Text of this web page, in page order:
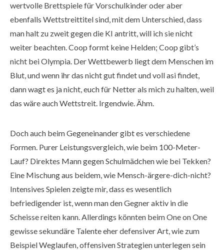
wertvolle Brettspiele für Vorschulkinder oder aber
ebenfalls Wettstreittitel sind, mit dem Unterschied, dass
man halt zu zweit gegen die KI antritt, will ich sie nicht
weiter beachten. Coop formt keine Helden; Coop gibt’s
nicht bei Olympia. Der Wettbewerb liegt dem Menschen im
Blut, und wenn ihr das nicht gut findet und voll asi findet,
dann wagt es ja nicht, euch für Netter als mich zu halten, weil
das wäre auch Wettstreit. Irgendwie. Ähm.
Doch auch beim Gegeneinander gibt es verschiedene
Formen. Purer Leistungsvergleich, wie beim 100-Meter-
Lauf? Direktes Mann gegen Schulmädchen wie bei Tekken?
Eine Mischung aus beidem, wie Mensch-ärgere-dich-nicht?
Intensives Spielen zeigte mir, dass es wesentlich
befriedigender ist, wenn man den Gegner aktiv in die
Scheisse reiten kann. Allerdings könnten beim One on One
gewisse sekundäre Talente eher defensiver Art, wie zum
Beispiel Weglaufen, offensiven Strategien unterlegen sein